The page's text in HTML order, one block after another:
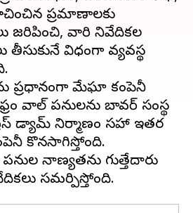
ప్రమాణాలకు
జరిపించి, వారి నివేదికల
విధంగా వ్యవస్థ
ప్రధానంగా మేఘా కంపెనీ
వాల్‌ పనులను బావర్‌ సంస్థ
డ్యామ్‌ నిర్మాణం సహా ఇతర
కొనసాగిస్తోంది.
పనుల నాణ్యతను గుత్తేదారు